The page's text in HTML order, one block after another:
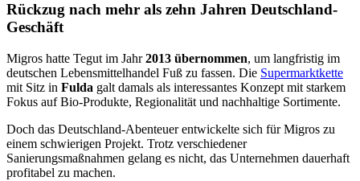
Rückzug nach mehr als zehn Jahren Deutschland-
Geschäft
Migros hatte Tegut im Jahr2013 übernommen, um langfristig im
deutschen Lebensmittelhandel Fuß zu fassen. Die Supermarktkette
mit Sitz in Fulda galt damals als interessantes Konzept mit starkem
Fokus auf Bio-Produkte, Regionalität und nachhaltige Sortimente.
Doch das Deutschland-Abenteuer entwickelte sich für Migros zu
einem schwierigen Projekt. Trotz verschiedener
Sanierungsmaßnahmen gelang es nicht, das Unternehmen dauerhaft
profitabel zu machen.